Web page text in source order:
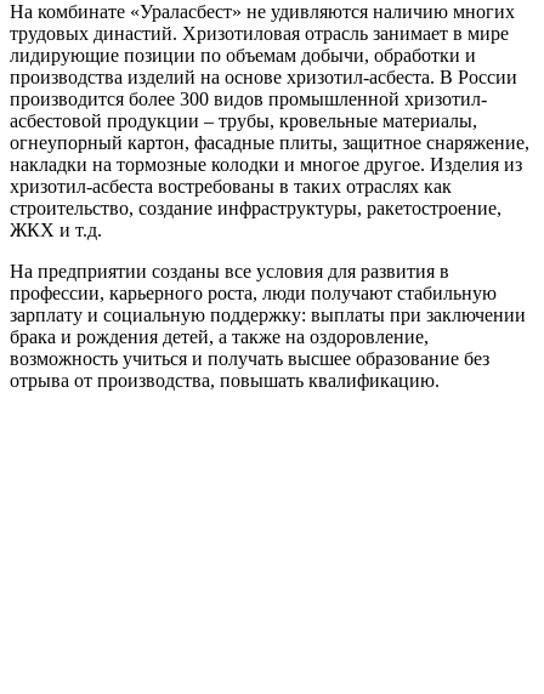
На комбинате «Ураласбест» не удивляются наличию многих
трудовых династий. Хризотиловая отрасль занимает в мире
лидирующие позиции по объемам добычи, обработки и
производства изделий на основе хризотил-асбеста. В России
производится более 300 видов промышленной хризотил-
асбестовой продукции – трубы, кровельные материалы,
огнеупорный картон, фасадные плиты, защитное снаряжение,
накладки на тормозные колодки и многое другое. Изделия из
хризотил-асбеста востребованы в таких отраслях как
строительство, создание инфраструктуры, ракетостроение,
ЖКХ и т.д.
На предприятии созданы все условия для развития в
профессии, карьерного роста, люди получают стабильную
зарплату и социальную поддержку: выплаты при заключении
брака и рождения детей, а также на оздоровление,
возможность учиться и получать высшее образование без
отрыва от производства, повышать квалификацию.